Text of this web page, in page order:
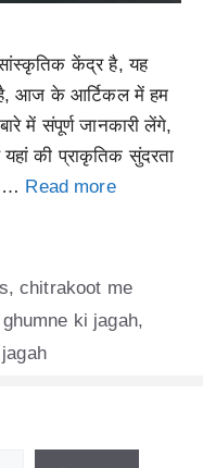
सांस्कृतिक केंद्र है, यह
आज के आर्टिकल में हम
में संपूर्ण जानकारी लेंगे,
की प्राकृतिक सुंदरता
… Read more
, chitrakoot me
ki jagah,